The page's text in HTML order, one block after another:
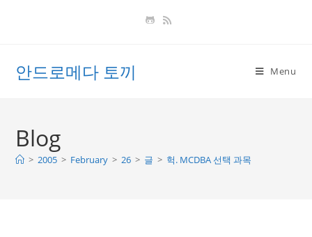
안드로메다 토끼 Menu
Blog
> 2005 > February > 26 > 글 > 헉. MCDBA 선택 과목